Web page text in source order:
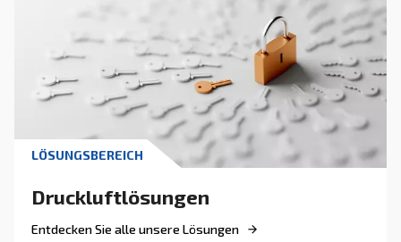
DRUCKLUFT VERSTEHEN
Warum
wichtig ist: Hauptvorteile,
Systeme und
Erfahren Sie alles über die